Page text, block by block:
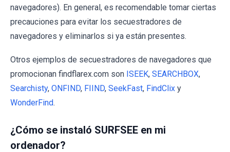
navegadores). En general, es recomendable tomar ciertas
precauciones para evitar los secuestradores de
navegadores y eliminarlos si ya están presentes.
Otros ejemplos de secuestradores de navegadores que
promocionan findflarex.com son ISEEK, SEARCHBOX,
Searchisty, ONFIND, FIIND, SeekFast, FindClix y
WonderFind.
¿Cómo se instaló SURFSEE en mi
ordenador?